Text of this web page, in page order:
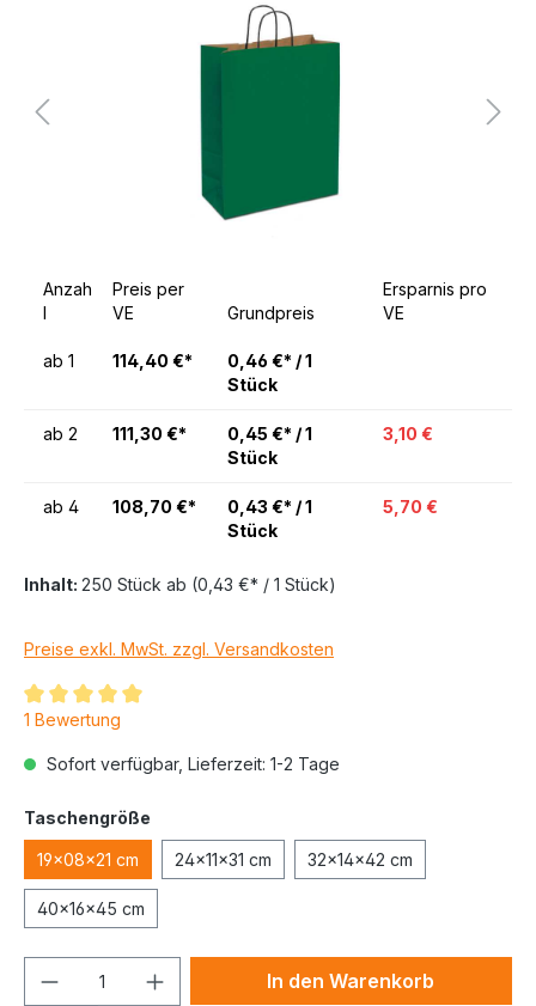
Anzah
l
Preis per
VE
Grundpreis
Ersparnis pro
VE
ab 1 114,40 €*
0,46 €* / 1
Stück
ab 2 111,30 €*
0,45 €* / 1
Stück
3,10 €
ab 4 108,70 €*
0,43 €* / 1
Stück
5,70 €
Inhalt: 250 Stück ab (0,43 €* / 1 Stück)
Preise exkl. MwSt. zzgl. Versandkosten
1 Bewertung
Sofort verfügbar, Lieferzeit: 1-2 Tage
Taschengröße
19x08x21 cm 24x11x31 cm 32x14x42 cm
40x16x45 cm
In den Warenkorb